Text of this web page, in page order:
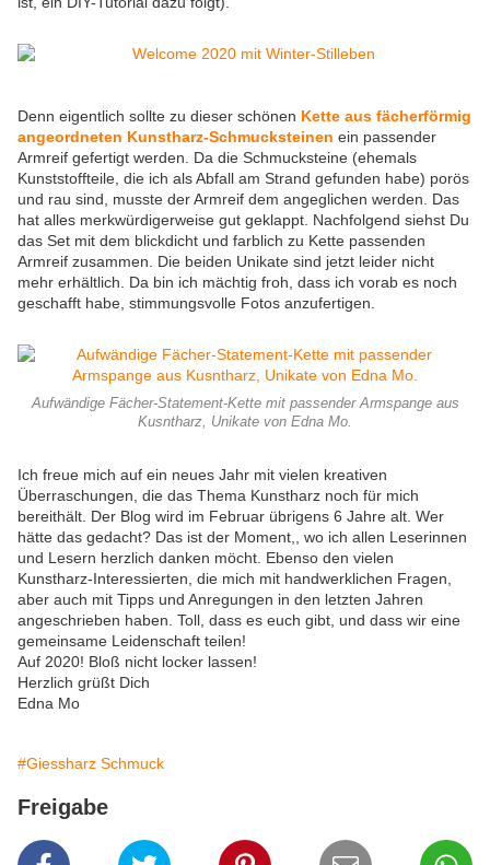
Denn eigentlich sollte zu dieser schönen Kette aus fächerförmig
angeordneten Kunstharz-Schmucksteinen ein passender
Armreif gefertigt werden. Da die Schmucksteine (ehemals
Kunststoffteile, die ich als Abfall am Strand gefunden habe) porös
und rau sind, musste der Armreif dem angeglichen werden. Das
hat alles merkwürdigerweise gut geklappt. Nachfolgend siehst Du
das Set mit dem blickdicht und farblich zu Kette passenden
Armreif zusammen. Die beiden Unikate sind jetzt leider nicht
mehr erhältlich. Da bin ich mächtig froh, dass ich vorab es noch
geschafft habe, stimmungsvolle Fotos anzufertigen.
Aufwändige Fächer-Statement-Kette mit passender Armspange aus
Kusntharz, Unikate von Edna Mo.
Ich freue mich auf ein neues Jahr mit vielen kreativen
Überraschungen, die das Thema Kunstharz noch für mich
bereithält. Der Blog wird im Februar übrigens 6 Jahre alt. Wer
hätte das gedacht? Das ist der Moment,, wo ich allen Leserinnen
und Lesern herzlich danken möcht. Ebenso den vielen
Kunstharz-Interessierten, die mich mit handwerklichen Fragen,
aber auch mit Tipps und Anregungen in den letzten Jahren
angeschrieben haben. Toll, dass es euch gibt, und dass wir eine
gemeinsame Leidenschaft teilen!
Auf 2020! Bloß nicht locker lassen!
Herzlich grüßt Dich
Edna Mo
#Giessharz Schmuck
Freigabe